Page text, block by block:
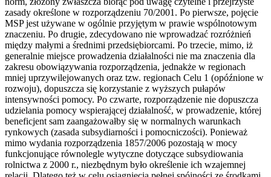
zasady określone w rozporządzeniu 70/2001. Po pierwsze, pojęcie
MSP jest używane w ogólnie przyjętym w prawie wspólnotowym
znaczeniu. Po drugie, zdecydowano nie wprowadzać rozróżnień
między małymi a średnimi przedsiębiorcami. Po trzecie, mimo, iż
generalnie miejsce prowadzenia działalności nie ma znaczenia dla
zakresu obowiązywania rozporządzenia, jednakże w regionach
mniej uprzywilejowanych oraz tzw. regionach Celu 1 (opóźnione w
rozwoju), dopuszcza się korzystanie z wyższych pułapów
intensywności pomocy. Po czwarte, rozporządzenie nie dopuszcza
udzielania pomocy wspierającej działalność, w prowadzenie, której
beneficjent sam zaangażowałby się w normalnych warunkach
rynkowych (zasada subsydiarności i pomocniczości). Ponieważ
mimo wydania rozporządzenia 1857/2006 pozostają w mocy
funkcjonujące równolegle wytyczne dotyczące subsydiowania
rolnictwa z 2000 r., niezbędnym było określenie ich wzajemnej